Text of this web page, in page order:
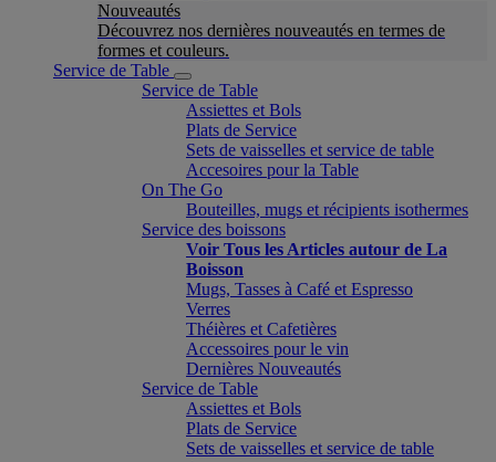
Nouveautés
Découvrez nos dernières nouveautés en termes de
formes et couleurs.
Service de Table
Service de Table
Assiettes et Bols
Plats de Service
Sets de vaisselles et service de table
Accesoires pour la Table
On The Go
Bouteilles, mugs et récipients isothermes
Service des boissons
Voir Tous les Articles autour de La
Boisson
Mugs, Tasses à Café et Espresso
Verres
Théières et Cafetières
Accessoires pour le vin
Dernières Nouveautés
Service de Table
Assiettes et Bols
Plats de Service
Sets de vaisselles et service de table